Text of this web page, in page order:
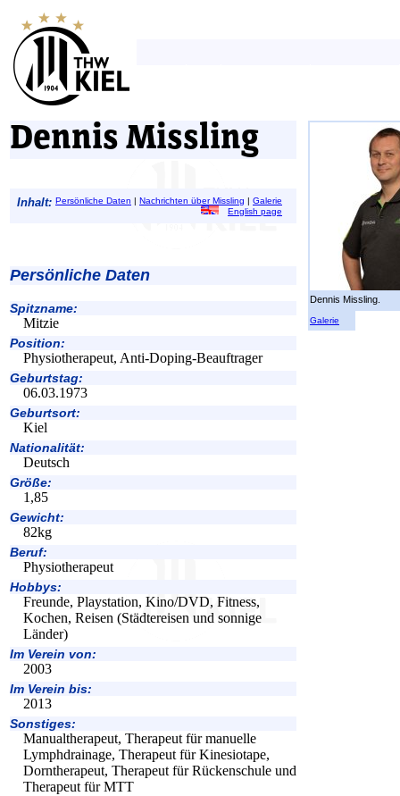
Dennis Missling
Inhalt: Persönliche Daten | Nachrichten über Missling | Galerie
English page
Persönliche Daten
Spitzname:
Mitzie
Position:
Physiotherapeut, Anti-Doping-Beauftrager
Geburtstag:
06.03.1973
Geburtsort:
Kiel
Nationalität:
Deutsch
Größe:
1,85
Gewicht:
82kg
Beruf:
Physiotherapeut
Hobbys:
Freunde, Playstation, Kino/DVD, Fitness,
Kochen, Reisen (Städtereisen und sonnige
Länder)
Im Verein von:
2003
Im Verein bis:
2013
Sonstiges:
Manualtherapeut, Therapeut für manuelle
Lymphdrainage, Therapeut für Kinesiotape,
Dorntherapeut, Therapeut für Rückenschule und
Therapeut für MTT
Dennis Missling.
Galerie